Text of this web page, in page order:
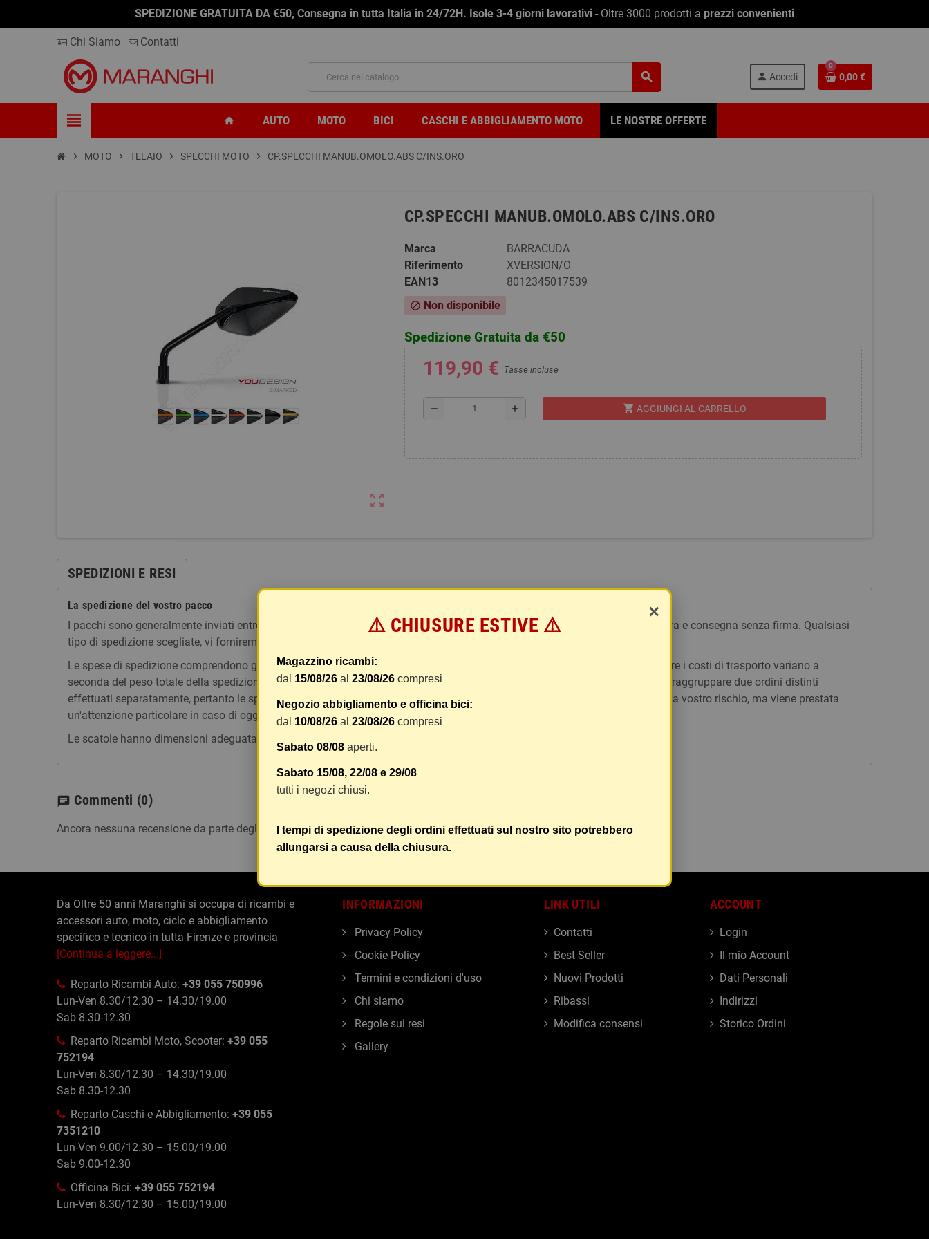
SPEDIZIONE GRATUITA DA €50, Consegna in tutta Italia in 24/72H. Isole 3-4 giorni lavorativi - Oltre 3000 prodotti a prezzi convenienti
Chi Siamo Contatti
search person Accedi
0
0,00 €
view_headline home AUTO MOTO BICI CASCHI E ABBIGLIAMENTO MOTO LE NOSTRE OFFERTE
chevron_right MOTO chevron_right TELAIO chevron_right SPECCHI MOTO chevron_right CP.SPECCHI MANUB.OMOLO.ABS C/INS.ORO
zoom_out_map
CP.SPECCHI MANUB.OMOLO.ABS C/INS.ORO
Marca
BARRACUDA
Riferimento
XVERSION/O
EAN13
8012345017539
block Non disponibile
Spedizione Gratuita da €50
119,90 € Tasse incluse
remove add shopping_cart AGGIUNGI AL CARRELLO
SPEDIZIONI E RESI
La spedizione del vostro pacco
I pacchi sono generalmente inviati entro 2 giorni dal ricevimento del pagamento e vengono spediti tramite BRT con tracciatura e consegna senza firma. Qualsiasi
tipo di spedizione scegliate, vi forniremo un link per tracciare il vostro pacco online.
Le spese di spedizione comprendono gli oneri di gestione e imballaggio e le spese postali. I costi di gestione sono fissi, mentre i costi di trasporto variano a
seconda del peso totale della spedizione. Vi consigliamo di raggruppare i vostri articoli in un unico ordine. Non ci è possibile raggruppare due ordini distinti
effettuati separatamente, pertanto le spese di spedizione saranno addebitate per ognuno di essi. Il vostro pacco sarà inviato a vostro rischio, ma viene prestata
un'attenzione particolare in caso di oggetti fragili.
Le scatole hanno dimensioni adeguatamente ampie e i vostri articoli son ben protetti.
chat Commenti (0)
Ancora nessuna recensione da parte degli utenti.
×
⚠️ CHIUSURE ESTIVE ⚠️
Magazzino ricambi:
dal 15/08/26 al 23/08/26 compresi
Negozio abbigliamento e officina bici:
dal 10/08/26 al 23/08/26 compresi
Sabato 08/08 aperti.
Sabato 15/08, 22/08 e 29/08
tutti i negozi chiusi.
I tempi di spedizione degli ordini effettuati sul nostro sito potrebbero
allungarsi a causa della chiusura.
Da Oltre 50 anni Maranghi si occupa di ricambi e
accessori auto, moto, ciclo e abbigliamento
specifico e tecnico in tutta Firenze e provincia
[Continua a leggere...]
Reparto Ricambi Auto: +39 055 750996
Lun-Ven 8.30/12.30 – 14.30/19.00
Sab 8.30-12.30
Reparto Ricambi Moto, Scooter: +39 055
752194
Lun-Ven 8.30/12.30 – 14.30/19.00
Sab 8.30-12.30
Reparto Caschi e Abbigliamento: +39 055
7351210
Lun-Ven 9.00/12.30 – 15.00/19.00
Sab 9.00-12.30
Officina Bici: +39 055 752194
Lun-Ven 8.30/12.30 – 15.00/19.00
LINK UTILI
Contatti
Best Seller
Nuovi Prodotti
Ribassi
Modifica consensi
ACCOUNT
Login
Il mio Account
Dati Personali
Indirizzi
Storico Ordini
INFORMAZIONI
Privacy Policy
Cookie Policy
Termini e condizioni d'uso
Chi siamo
Regole sui resi
Gallery